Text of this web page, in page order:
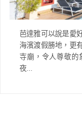
芭達雅可以說是愛
海濱渡假勝地，更
寺廟，令人尊敬的
夜...